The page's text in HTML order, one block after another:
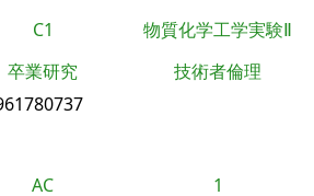
C1 物質化学工学実験Ⅱ
卒業研究
技術者倫理
AC 1